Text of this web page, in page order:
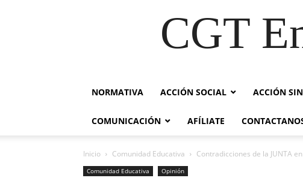
CGT
NORMATIVA ACCIÓN SOCIAL ACCIÓN
COMUNICACIÓN AFÍLIATE
Inicio Comunidad Educativa Contradicciones de la JUNTA
Comunidad Educativa Opinión